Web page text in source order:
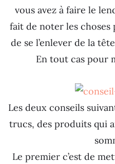
vous avez à faire le
fait de noter les
de se l’enlever de la
En tout cas pour
Les deux conseils
trucs, des produits qui
Le premier c’est de